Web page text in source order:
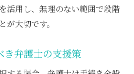
活用し、無理のない範囲で段階
が大切です。
き弁護士の支援策